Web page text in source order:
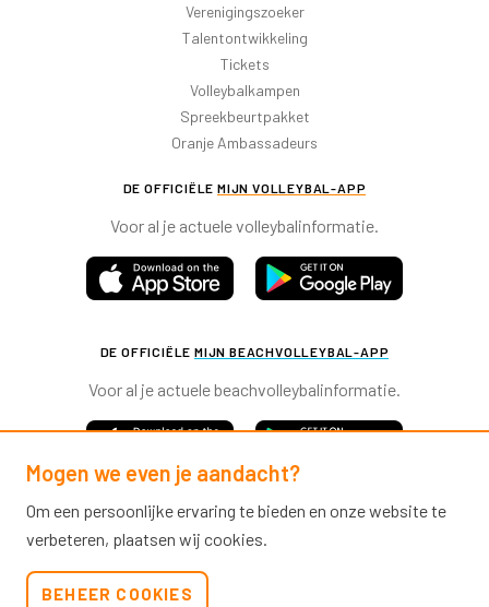
Verenigingszoeker
Talentontwikkeling
Tickets
Volleybalkampen
Spreekbeurtpakket
Oranje Ambassadeurs
DE OFFICIËLE MIJN VOLLEYBAL-APP
Voor al je actuele volleybalinformatie.
DE OFFICIËLE MIJN BEACHVOLLEYBAL-APP
Voor al je actuele beachvolleybalinformatie.
Mogen we even je aandacht?
Om een persoonlijke ervaring te bieden en onze website te
verbeteren, plaatsen wij cookies.
BEHEER COOKIES